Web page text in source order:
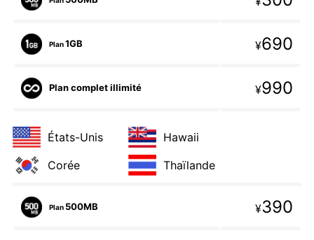
Plan1GB ¥690
Plan complet illimité ¥990
États-Unis
Hawaii
Corée
Thaïlande
Plan 500MB ¥390